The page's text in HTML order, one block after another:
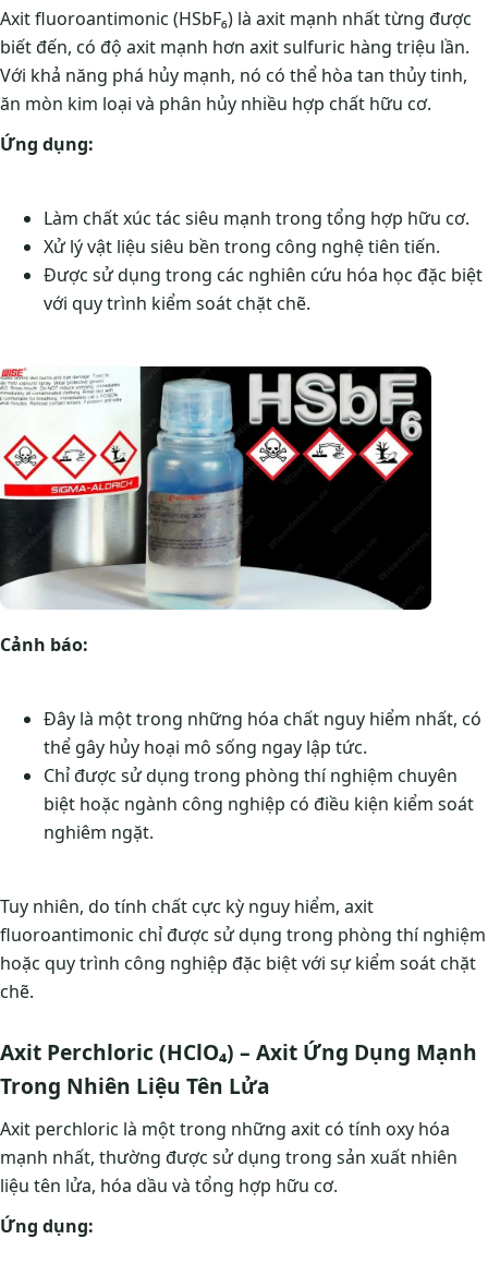
Axit fluoroantimonic (HSbF₆) là axit mạnh nhất từng được
biết đến, có độ axit mạnh hơn axit sulfuric hàng triệu lần.
Với khả năng phá hủy mạnh, nó có thể hòa tan thủy tinh,
ăn mòn kim loại và phân hủy nhiều hợp chất hữu cơ.
Ứng dụng:
Làm chất xúc tác siêu mạnh trong tổng hợp hữu cơ.
Xử lý vật liệu siêu bền trong công nghệ tiên tiến.
Được sử dụng trong các nghiên cứu hóa học đặc biệt
với quy trình kiểm soát chặt chẽ.
Cảnh báo:
Đây là một trong những hóa chất nguy hiểm nhất, có
thể gây hủy hoại mô sống ngay lập tức.
Chỉ được sử dụng trong phòng thí nghiệm chuyên
biệt hoặc ngành công nghiệp có điều kiện kiểm soát
nghiêm ngặt.
Tuy nhiên, do tính chất cực kỳ nguy hiểm, axit
fluoroantimonic chỉ được sử dụng trong phòng thí nghiệm
hoặc quy trình công nghiệp đặc biệt với sự kiểm soát chặt
chẽ.
Axit Perchloric (HClO₄) – Axit Ứng Dụng Mạnh
Trong Nhiên Liệu Tên Lửa
Axit perchloric là một trong những axit có tính oxy hóa
mạnh nhất, thường được sử dụng trong sản xuất nhiên
liệu tên lửa, hóa dầu và tổng hợp hữu cơ.
Ứng dụng: